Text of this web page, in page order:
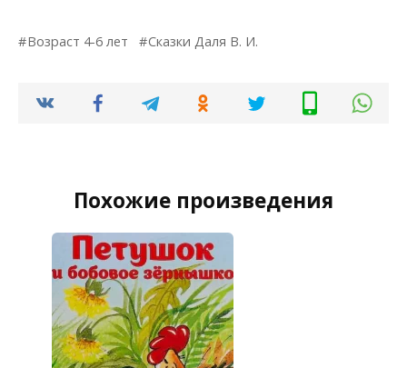
Возраст 4-6 лет Сказки Даля В. И.
Похожие произведения